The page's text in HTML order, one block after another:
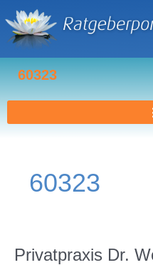
Inhalt
springen
60323
60323
Privatpraxis Dr.
Privatpraxis